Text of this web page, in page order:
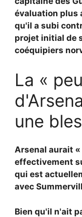
évaluation plus
qu'il a subi
projet initial de
coéquipiers
La «
une
Arsenal aurait
effectivement
qui est
avec
Bien qu'il n'ait